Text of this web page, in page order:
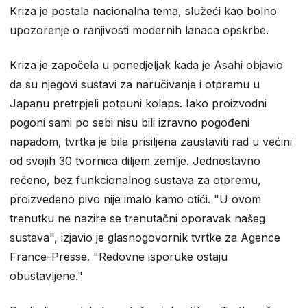
Kriza je postala nacionalna tema, služeći kao bolno
upozorenje o ranjivosti modernih lanaca opskrbe.
Kriza je započela u ponedjeljak kada je Asahi objavio
da su njegovi sustavi za naručivanje i otpremu u
Japanu pretrpjeli potpuni kolaps. Iako proizvodni
pogoni sami po sebi nisu bili izravno pogođeni
napadom, tvrtka je bila prisiljena zaustaviti rad u većini
od svojih 30 tvornica diljem zemlje. Jednostavno
rečeno, bez funkcionalnog sustava za otpremu,
proizvedeno pivo nije imalo kamo otići. "U ovom
trenutku ne nazire se trenutačni oporavak našeg
sustava", izjavio je glasnogovornik tvrtke za Agence
France-Presse. "Redovne isporuke ostaju
obustavljene."